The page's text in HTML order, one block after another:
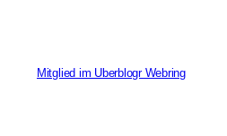
Mitglied im Uberblogr Webring